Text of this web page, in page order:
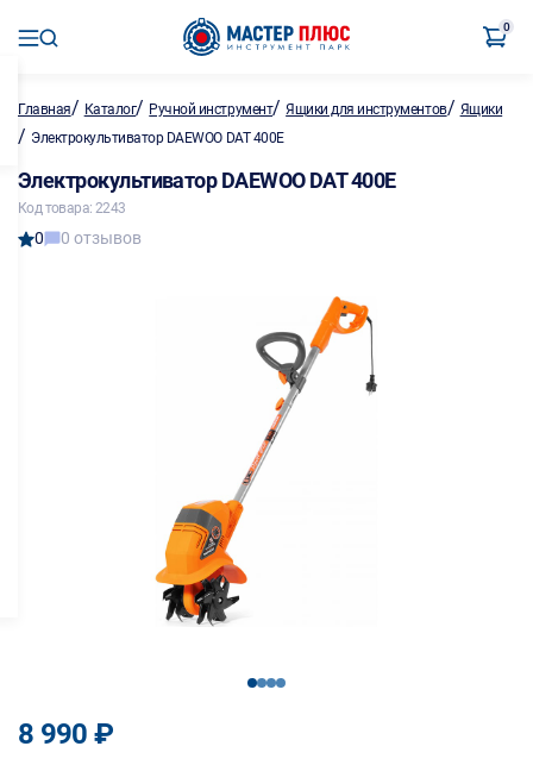
0
Главная/ Каталог/ Ручной инструмент/Ящики для инструментов/ Ящики
/ Электрокультиватор DAEWOO DAT 400E
Электрокультиватор DAEWOO DAT 400E
Код товара: 2243
0 0 отзывов
1234
8 990 ₽